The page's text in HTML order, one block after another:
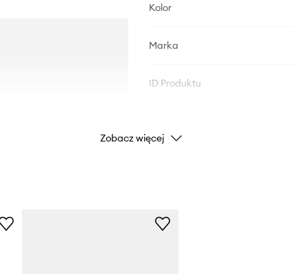
Kolor
Marka
ID Produktu
Zobacz więcej